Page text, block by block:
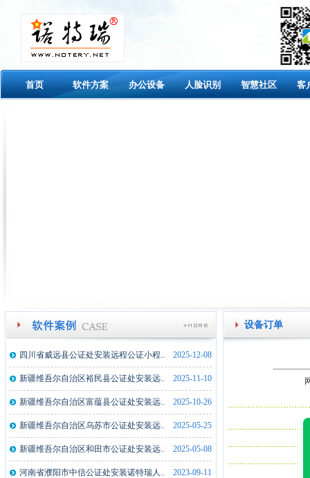
首页 软件方案 办公设备 人脸识别 智慧社区 客
四川省威远县公证处安装远程公证小程.. 2025-12-08
新疆维吾尔自治区裕民县公证处安装远.. 2025-11-10
新疆维吾尔自治区富蕴县公证处安装远.. 2025-10-26
新疆维吾尔自治区乌苏市公证处安装远.. 2025-05-25
新疆维吾尔自治区和田市公证处安装远.. 2025-05-08
河南省濮阳市中信公证处安装诺特瑞人.. 2023-09-11
设备订单